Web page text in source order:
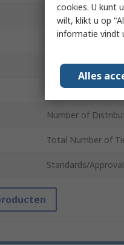
Length
Width
Height
Number of
Number of
Total Number of
Standards/
cookies. U kunt
wilt, klikt u op
informatie vindt
Alles